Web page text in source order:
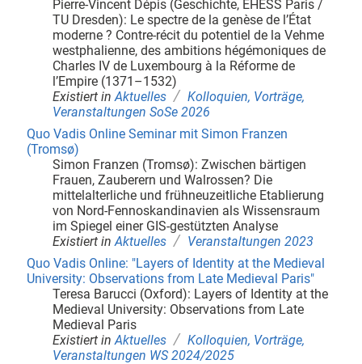
Pierre-Vincent Dépis (Geschichte, EHESS Paris /
TU Dresden): Le spectre de la genèse de l’État
moderne ? Contre-récit du potentiel de la Vehme
westphalienne, des ambitions hégémoniques de
Charles IV de Luxembourg à la Réforme de
l’Empire (1371–1532)
Existiert in Aktuelles / Kolloquien, Vorträge,
Veranstaltungen SoSe 2026
Quo Vadis Online Seminar mit Simon Franzen
(Tromsø)
Simon Franzen (Tromsø): Zwischen bärtigen
Frauen, Zauberern und Walrossen? Die
mittelalterliche und frühneuzeitliche Etablierung
von Nord-Fennoskandinavien als Wissensraum
im Spiegel einer GIS-gestützten Analyse
Existiert in Aktuelles / Veranstaltungen 2023
Quo Vadis Online: "Layers of Identity at the Medieval
University: Observations from Late Medieval Paris"
Teresa Barucci (Oxford): Layers of Identity at the
Medieval University: Observations from Late
Medieval Paris
Existiert in Aktuelles / Kolloquien, Vorträge,
Veranstaltungen WS 2024/2025